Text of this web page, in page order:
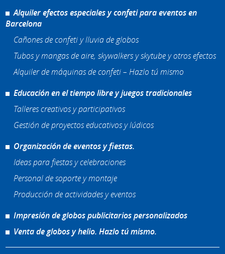
Alquiler efectos especiales y confeti para eventos en
Barcelona
Cañones de confeti y lluvia de globos
Tubos y mangas de aire, skywalkers y skytube y otros efectos
Alquiler de máquinas de confeti – Hazlo tú mismo
Educación en el tiempo libre y juegos tradicionales
Talleres creativos y participativos
Gestión de proyectos educativos y lúdicos
Organización de eventos y fiestas.
Ideas para fiestas y celebraciones
Personal de soporte y montaje
Producción de actividades y eventos
Impresión de globos publicitarios personalizados
Venta de globos y helio. Hazlo tú mismo.